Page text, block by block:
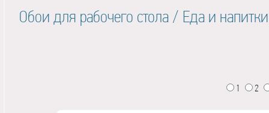
Обои для рабочего стола / Еда и напитки
1 2